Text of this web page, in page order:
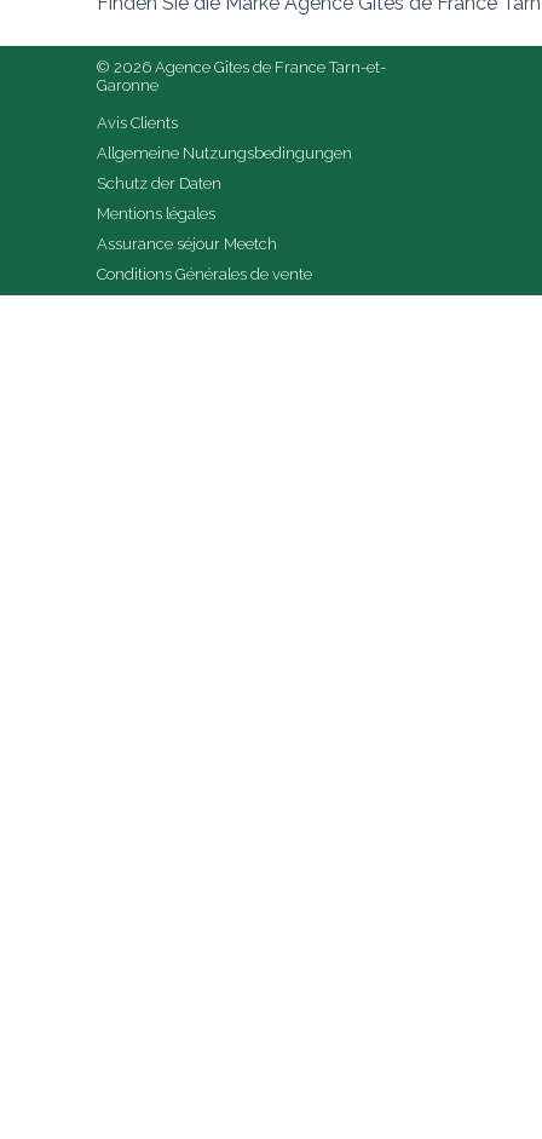
© 2026 Agence Gîtes de France Tarn-et-
Garonne
Avis Clients
Allgemeine Nutzungsbedingungen
Schutz der Daten
Mentions légales
Assurance séjour Meetch
Conditions Générales de vente